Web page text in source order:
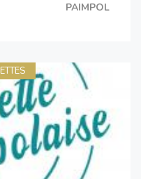
PAIMPOL